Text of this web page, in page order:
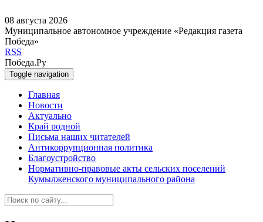
08 августа 2026
Муниципальное автономное учреждение «Редакция газета
Победа»
RSS
Победа.Ру
Toggle navigation
Главная
Новости
Актуально
Край родной
Письма наших читателей
Антикоррупционная политика
Благоустройство
Нормативно-правовые акты сельских поселений
Кумылженского муниципального района